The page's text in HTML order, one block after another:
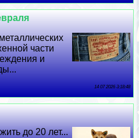
части
и
14 07 2026 3:18:48
до 20 лет...